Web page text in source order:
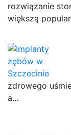
rozwiązanie
większą
zdrowego
a…